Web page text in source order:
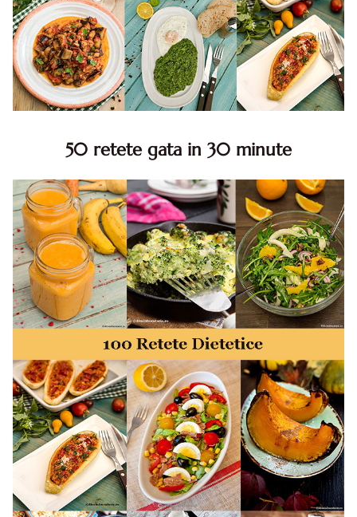
50 retete gata in 30 minute
minute. Retete rapide. Retete rapide de mancare. Idei
retete mancare rapid